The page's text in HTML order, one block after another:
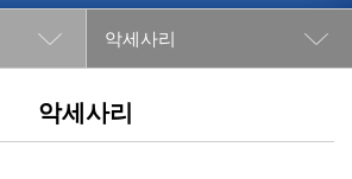
악세사리
악세사리